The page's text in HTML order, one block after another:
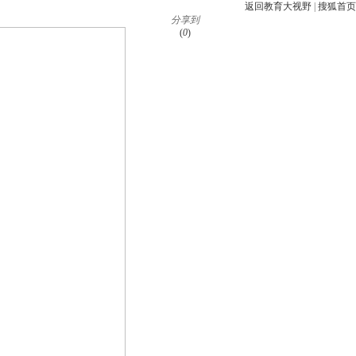
返回教育大视野 搜狐首页
分享到
(0)